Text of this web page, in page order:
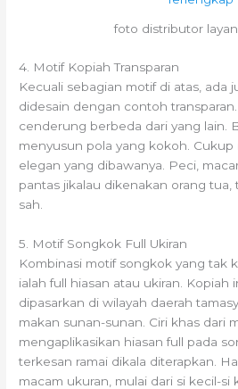
foto distributor
4. Motif Kopiah Transparan
Kecuali sebagian motif di atas, ada
didesain dengan contoh
cenderung berbeda dari yang lain.
menyusun pola yang kokoh.
elegan yang dibawanya. Peci,
pantas jikalau dikenakan orang
sah.
5. Motif Songkok Full Ukiran
Kombinasi motif songkok yang tak
ialah full hiasan atau ukiran. Kopiah
dipasarkan di wilayah daerah
makan sunan-sunan. Ciri khas dari
mengaplikasikan hiasan full pada
terkesan ramai dikala diterapkan.
macam ukuran, mulai dari si kecil-si